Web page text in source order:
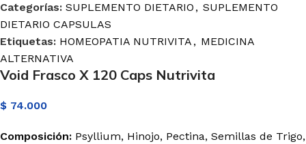
Categorías: SUPLEMENTO DIETARIO , SUPLEMENTO
DIETARIO CAPSULAS
Etiquetas: HOMEOPATIA NUTRIVITA , MEDICINA
ALTERNATIVA
Void Frasco X 120 Caps Nutrivita
$ 74.000
Composición: Psyllium, Hinojo, Pectina, Semillas de Trigo,